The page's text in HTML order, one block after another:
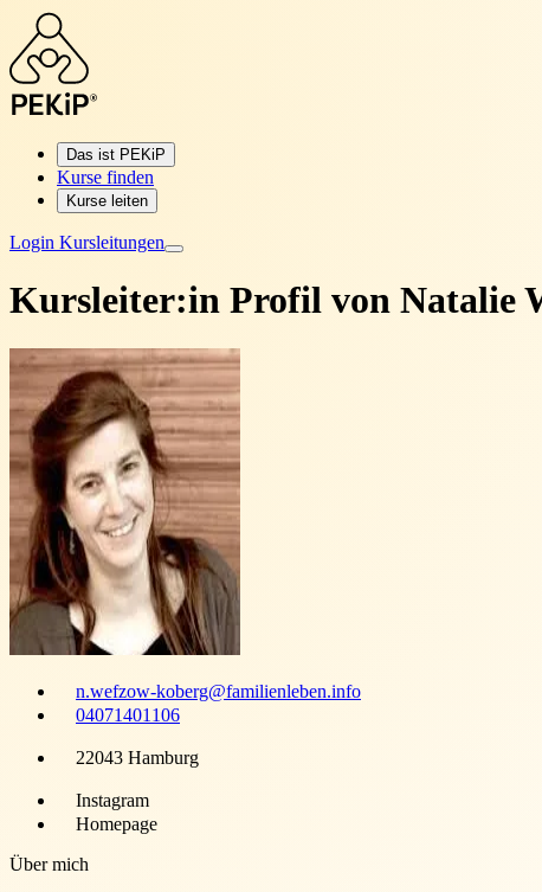
Das ist PEKiP
Kurse finden
Kurse leiten
Login Kursleitungen
Kursleiter:in Profil von Natalie
n.wefzow-koberg@familienleben.info
04071401106
22043 Hamburg
Instagram
Homepage
Über mich